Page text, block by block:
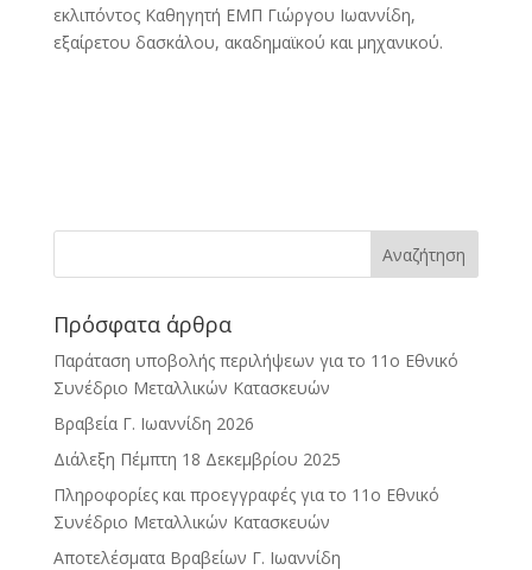
εκλιπόντος Καθηγητή ΕΜΠ Γιώργου Ιωαννίδη,
εξαίρετου δασκάλου, ακαδημαϊκού και μηχανικού.
Πρόσφατα άρθρα
Παράταση υποβολής περιλήψεων για το 11ο Εθνικό
Συνέδριο Μεταλλικών Κατασκευών
Βραβεία Γ. Ιωαννίδη 2026
Διάλεξη Πέμπτη 18 Δεκεμβρίου 2025
Πληροφορίες και προεγγραφές για το 11ο Εθνικό
Συνέδριο Μεταλλικών Κατασκευών
Αποτελέσματα Βραβείων Γ. Ιωαννίδη